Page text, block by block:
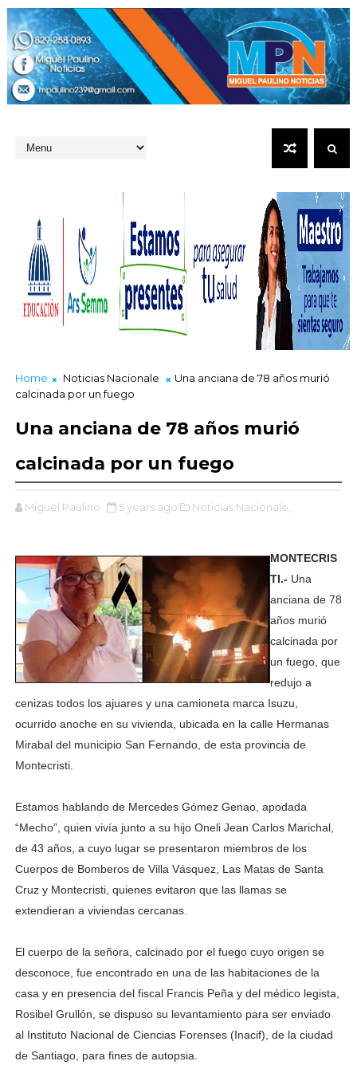
Home Noticias Nacionale
Una anciana de 78 años murió
calcinada por un fuego
Una anciana de 78 años murió
calcinada por un fuego
Miguel Paulino 5 years ago Noticias Nacionale,
MONTECRIS
TI.- Una
anciana de 78
años murió
calcinada por
un fuego, que
redujo a
cenizas todos los ajuares y una camioneta marca Isuzu,
ocurrido anoche en su vivienda, ubicada en la calle Hermanas
Mirabal del municipio San Fernando, de esta provincia de
Montecristi.
Estamos hablando de Mercedes Gómez Genao, apodada
“Mecho”, quien vivía junto a su hijo Oneli Jean Carlos Marichal,
de 43 años, a cuyo lugar se presentaron miembros de los
Cuerpos de Bomberos de Villa Vásquez, Las Matas de Santa
Cruz y Montecristi, quienes evitaron que las llamas se
extendieran a viviendas cercanas.
El cuerpo de la señora, calcinado por el fuego cuyo origen se
desconoce, fue encontrado en una de las habitaciones de la
casa y en presencia del fiscal Francis Peña y del médico legista,
Rosibel Grullón, se dispuso su levantamiento para ser enviado
al Instituto Nacional de Ciencias Forenses (Inacif), de la ciudad
de Santiago, para fines de autopsia.